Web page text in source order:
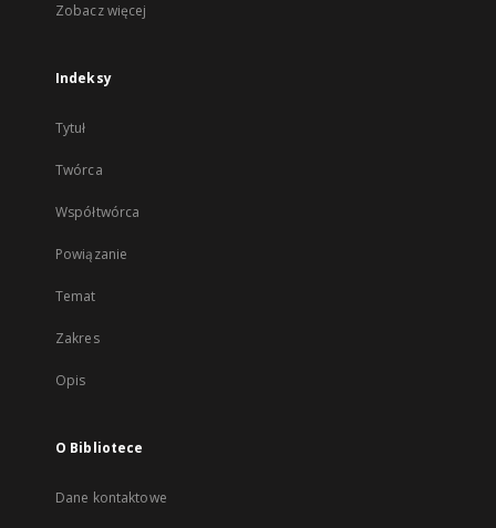
Zobacz więcej
Indeksy
Tytuł
Twórca
Współtwórca
Powiązanie
Temat
Zakres
Opis
O Bibliotece
Dane kontaktowe